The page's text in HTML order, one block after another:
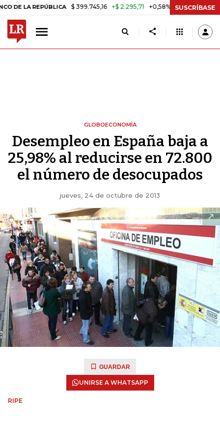
$ 399.745,16 +$ 2.295,71 +0,58% TASA DE USURA
SUSCRÍBASE
GLOBOECONOMÍA
Desempleo en España baja a
25,98% al reducirse en 72.800
el número de desocupados
jueves, 24 de octubre de 2013
GUARDAR
UNIRSE A WHATSAPP
RIPE